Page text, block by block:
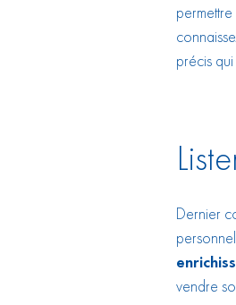
précis
Dernier
vendre